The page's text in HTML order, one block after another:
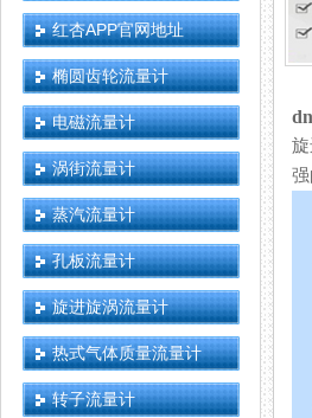
红杏APP官网地址
椭圆齿轮流量计
电磁流量计
涡街流量计
蒸汽流量计
孔板流量计
旋进旋涡流量计
热式气体质量流量计
转子流量计
旋
强